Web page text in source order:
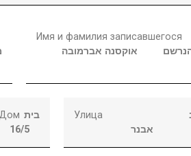
Имя и фамилия записавшегося
אוקסנה אברמובה
בית
16/5
Улица
אבנר